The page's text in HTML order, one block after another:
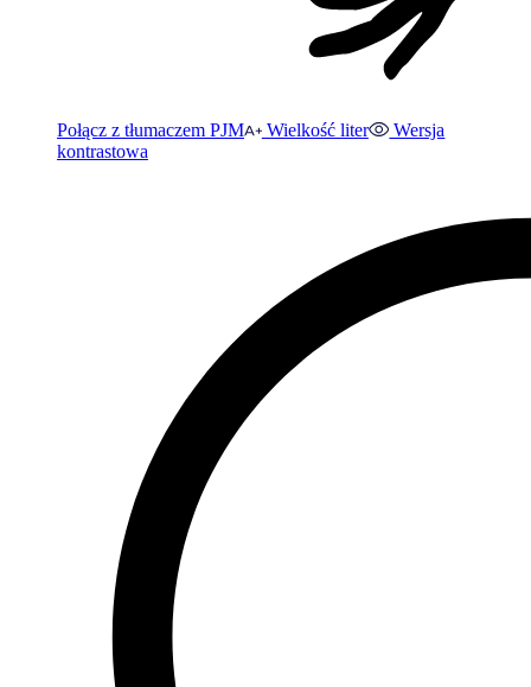
Połącz z tłumaczem PJM Wielkość liter
Wersja
kontrastowa